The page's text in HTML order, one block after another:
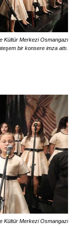
Kültür Merkezi Osmangazi
bir konsere imza attı.
Kültür Merkezi Osmangazi